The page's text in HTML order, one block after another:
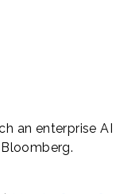
an enterprise AI